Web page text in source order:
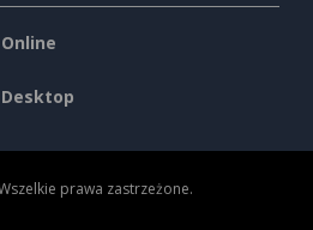
prawa zastrzeżone.